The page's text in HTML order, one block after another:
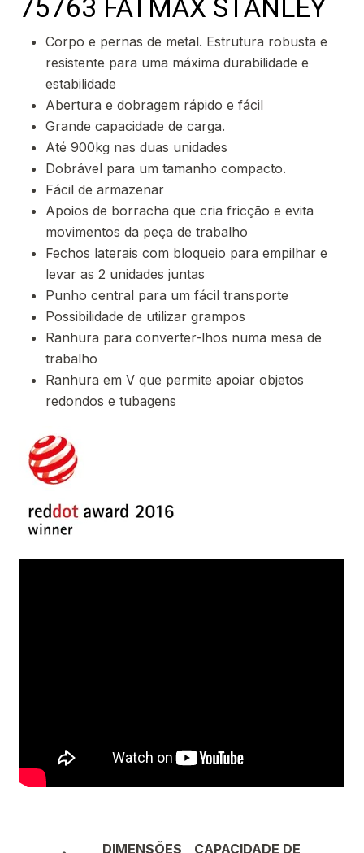
75763 FATMAX STANLEY
Corpo e pernas de metal. Estrutura robusta e
resistente para uma máxima durabilidade e
estabilidade
Abertura e dobragem rápido e fácil
Grande capacidade de carga.
Até 900kg nas duas unidades
Dobrável para um tamanho compacto.
Fácil de armazenar
Apoios de borracha que cria fricção e evita
movimentos da peça de trabalho
Fechos laterais com bloqueio para empilhar e
levar as 2 unidades juntas
Punho central para um fácil transporte
Possibilidade de utilizar grampos
Ranhura para converter-lhos numa mesa de
trabalho
Ranhura em V que permite apoiar objetos
redondos e tubagens
DIMENSÕES CAPACIDADE DE